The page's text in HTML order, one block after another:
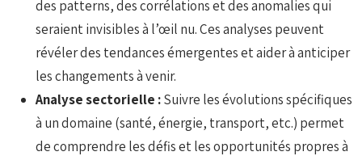
des patterns, des corrélations et des anomalies qui
seraient invisibles à l’œil nu. Ces analyses peuvent
révéler des tendances émergentes et aider à anticiper
les changements à venir.
Analyse sectorielle :Suivre les évolutions spécifiques
à un domaine (santé, énergie, transport, etc.) permet
de comprendre les défis et les opportunités propres à